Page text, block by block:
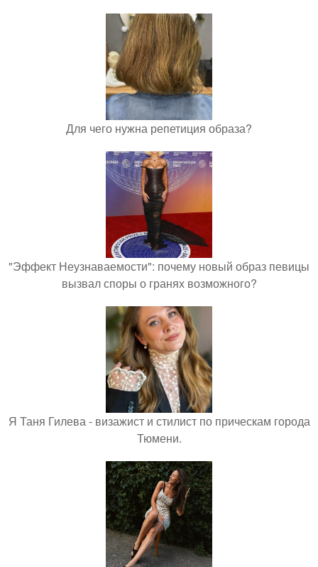
Для чего нужна репетиция образа?
"Эффект Неузнаваемости": почему новый образ певицы
вызвал споры о гранях возможного?
Я Таня Гилева - визажист и стилист по прическам города
Тюмени.